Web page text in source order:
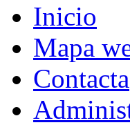
Inicio
Mapa
Contacta